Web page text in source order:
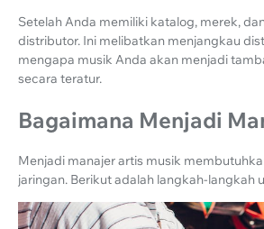
Setelah Anda memiliki katalog, merek,
distributor. Ini melibatkan menjangkau
mengapa musik Anda akan menjadi
secara teratur.
Bagaimana Menjadi
Menjadi manajer artis musik
jaringan. Berikut adalah langkah-langkah